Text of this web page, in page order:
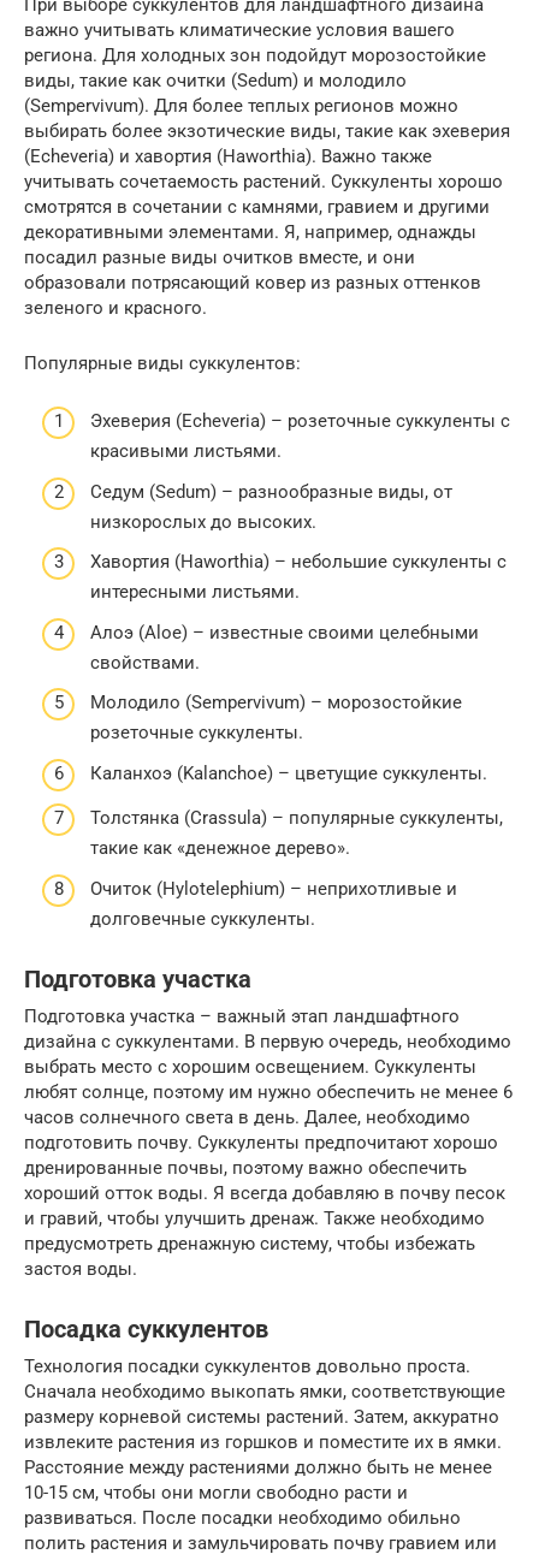
При выборе суккулентов для ландшафтного дизайна
важно учитывать климатические условия вашего
региона. Для холодных зон подойдут морозостойкие
виды, такие как очитки (Sedum) и молодило
(Sempervivum). Для более теплых регионов можно
выбирать более экзотические виды, такие как эхеверия
(Echeveria) и хавортия (Haworthia). Важно также
учитывать сочетаемость растений. Суккуленты хорошо
смотрятся в сочетании с камнями, гравием и другими
декоративными элементами. Я, например, однажды
посадил разные виды очитков вместе, и они
образовали потрясающий ковер из разных оттенков
зеленого и красного.
Популярные виды суккулентов:
Эхеверия (Echeveria) – розеточные суккуленты с
красивыми листьями.
Седум (Sedum) – разнообразные виды, от
низкорослых до высоких.
Хавортия (Haworthia) – небольшие суккуленты с
интересными листьями.
Алоэ (Aloe) – известные своими целебными
свойствами.
Молодило (Sempervivum) – морозостойкие
розеточные суккуленты.
Каланхоэ (Kalanchoe) – цветущие суккуленты.
Толстянка (Crassula) – популярные суккуленты,
такие как «денежное дерево».
Очиток (Hylotelephium) – неприхотливые и
долговечные суккуленты.
Подготовка участка
Подготовка участка – важный этап ландшафтного
дизайна с суккулентами. В первую очередь, необходимо
выбрать место с хорошим освещением. Суккуленты
любят солнце, поэтому им нужно обеспечить не менее 6
часов солнечного света в день. Далее, необходимо
подготовить почву. Суккуленты предпочитают хорошо
дренированные почвы, поэтому важно обеспечить
хороший отток воды. Я всегда добавляю в почву песок
и гравий, чтобы улучшить дренаж. Также необходимо
предусмотреть дренажную систему, чтобы избежать
застоя воды.
Посадка суккулентов
Технология посадки суккулентов довольно проста.
Сначала необходимо выкопать ямки, соответствующие
размеру корневой системы растений. Затем, аккуратно
извлеките растения из горшков и поместите их в ямки.
Расстояние между растениями должно быть не менее
10-15 см, чтобы они могли свободно расти и
развиваться. После посадки необходимо обильно
полить растения и замульчировать почву гравием или